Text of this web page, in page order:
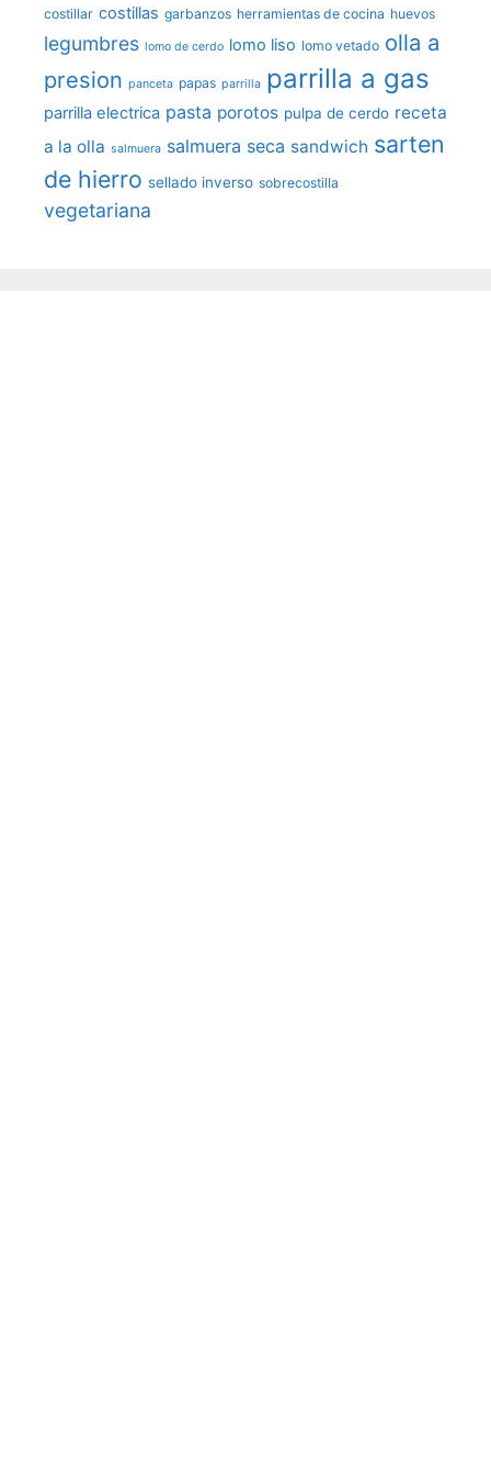
costillar costillas garbanzos herramientas de cocina huevos
legumbres lomo de cerdo lomo liso lomo vetado olla a
presion panceta papas parrilla parrilla a gas
parrilla electrica pasta porotos pulpa de cerdo receta
a la olla salmuera salmuera seca sandwich sarten
de hierro sellado inverso sobrecostilla
vegetariana